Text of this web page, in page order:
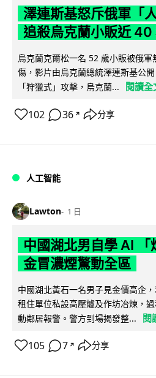
澤連斯基怒斥俄軍「
追殺烏克蘭小販近 40
烏克蘭克爾松一名 52 歲小販被俄
傷，影片由烏克蘭總統澤連斯基公
「狩獵式」攻擊，烏克蘭...
閱讀全
102 36 ↗ 分享
人工智能
Lawton 1 日
中國湖北男自學 AI 「
金冒濃煙驚動全區
中國湖北黃石一名男子見金價高企
租住單位私設高壓爐及作坊冶煉，
動鄰居報警。警方到場揭發整...
閱
105 7 ↗ 分享